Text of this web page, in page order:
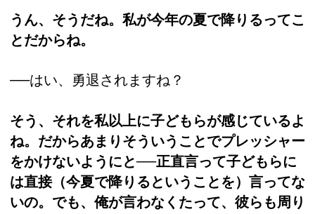
うん、そうだね。私が今年の夏で降りるってこ
とだからね。
──はい、勇退されますね？
そう、それを私以上に子どもらが感じているよ
ね。だからあまりそういうことでプレッシャー
をかけないようにと──正直言って子どもらに
は直接（今夏で降りるということを）言ってな
いの。でも、俺が言わなくたって、彼らも周り